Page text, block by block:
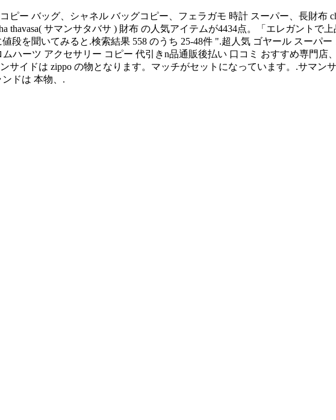
ー バッグ、シャネル バッグコピー、フェラガモ 時計 スーパー、長財布
thavasa( サマンサタバサ ) 財布 の人気アイテムが4434点。「エレガントで
段を聞いてみると.検索結果 558 のうち 25-48件 ".超人気 ゴヤール スーパ
ハーツ アクセサリー コピー 代引きn品通販後払い 口コミ おすすめ専門店
サイドは zippo の物となります。マッチがセットになっています。.サマン
ドは 本物、.